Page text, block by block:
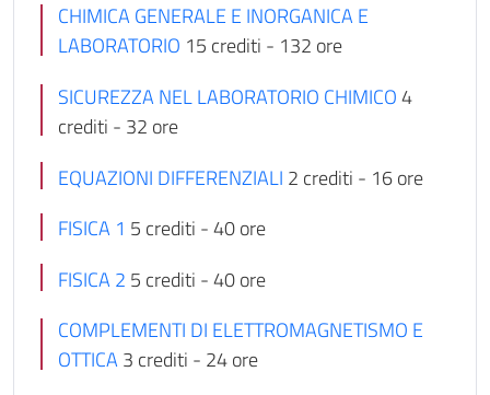
CHIMICA GENERALE E INORGANICA E
LABORATORIO 15 crediti - 132 ore
SICUREZZA NEL LABORATORIO CHIMICO4
crediti - 32 ore
EQUAZIONI DIFFERENZIALI 2 crediti - 16 ore
FISICA 1 5 crediti - 40 ore
FISICA 2 5 crediti - 40 ore
COMPLEMENTI DI ELETTROMAGNETISMO E
OTTICA 3 crediti - 24 ore